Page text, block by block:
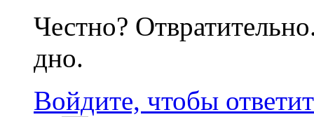
Честно?
дно.
Войдите, чтобы